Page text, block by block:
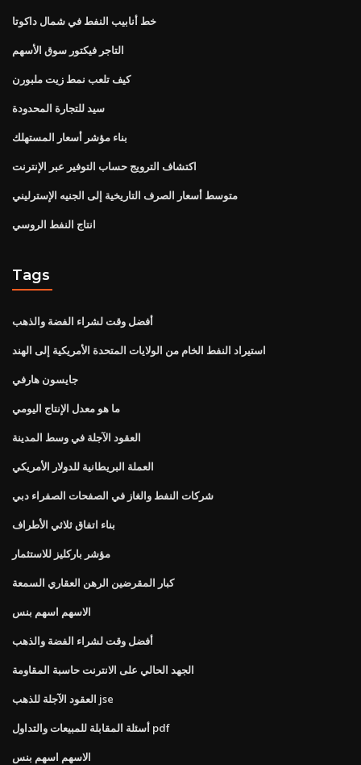
خط أنابيب النفط في شمال داكوتا
التاجر فيكتور سوق الأسهم
كيف تلعب نمط زيت ملبورن
سيد للتجارة المحدودة
بناء مؤشر أسعار المستهلك
اكتشاف الترويج حساب التوفير عبر الإنترنت
متوسط ​​أسعار الصرف التاريخية إلى الجنيه الإسترليني
انتاج النفط الروسي
Tags
أفضل وقت لشراء الفضة والذهب
استيراد النفط الخام من الولايات المتحدة الأمريكية إلى الهند
جايسون هارفي
ما هو معدل الإنتاج اليومي
العقود الآجلة في وسط المدينة
العملة البريطانية للدولار الأمريكي
شركات النفط والغاز في الصفحات الصفراء دبي
بناء اتفاق ثلاثي الأطراف
مؤشر باركليز للاستثمار
كبار المقرضين الرهن العقاري السمعة
الاسهم اسهم بنس
أفضل وقت لشراء الفضة والذهب
الجهد الحالي على الانترنت حاسبة المقاومة
العقود الآجلة للذهب jse
أسئلة المقابلة للمبيعات والتداول pdf
الاسهم اسهم بنس